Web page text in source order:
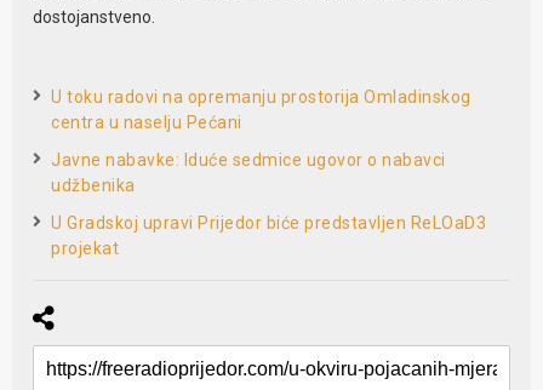
dostojanstveno.
U toku radovi na opremanju prostorija Omladinskog
centra u naselju Pećani
Javne nabavke: Iduće sedmice ugovor o nabavci
udžbenika
U Gradskoj upravi Prijedor biće predstavljen ReLOaD3
projekat